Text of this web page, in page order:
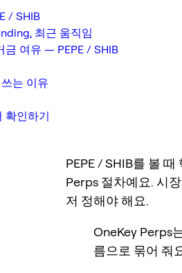
/ SHIB
최근 움직임
금 여유 — PEPE / SHIB
는 이유
확인하기
PEPE / SHIB를 볼
Perps 절차예요. 시
저 정해야 해요.
OneKey Perps
름으로 묶어 줘